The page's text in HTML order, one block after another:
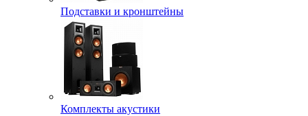
Подставки и кронштейны
Комплекты акустики